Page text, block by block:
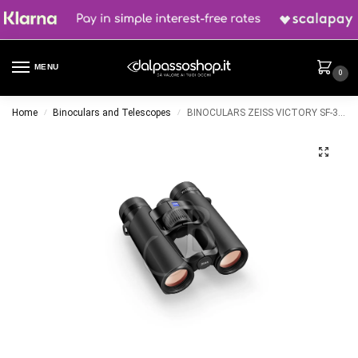
MENU
0
Home / Binoculars and Telescopes / BINOCULARS ZEISS VICTORY SF-32 10X32 T*LT Black